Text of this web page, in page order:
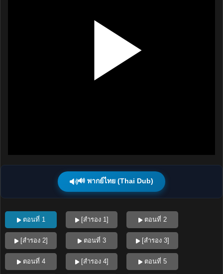
🔊 พากย์ไทย (Thai Dub)
ตอนที่ 1 [สำรอง 1] ตอนที่ 2
[สำรอง 2] ตอนที่ 3 [สำรอง 3]
ตอนที่ 4 [สำรอง 4] ตอนที่ 5